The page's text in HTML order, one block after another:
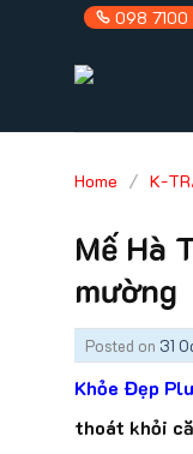
098
Home / K-
Mế Hà
mường
Posted on 31
Khỏe Đẹp
thoát khỏi